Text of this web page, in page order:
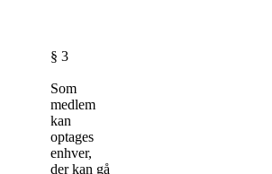
§ 3
Som
medlem
kan
optages
enhver,
der kan gå